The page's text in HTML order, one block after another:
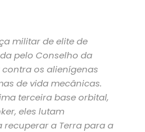
militar de elite de
pelo Conselho da
os alienígenas
de vida mecânicas.
terceira base orbital,
eles lutam
a Terra para a